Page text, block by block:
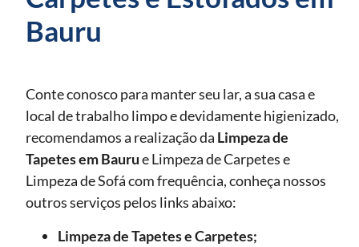
Bauru
Conte conosco para manter seu lar, a sua casa e
local de trabalho limpo e devidamente higienizado,
recomendamos a realização da Limpeza de
Tapetesem Baurue Limpeza de Carpetes e
Limpeza de Sofá com frequência, conheça nossos
outros serviços pelos links abaixo:
Limpeza de Tapetes e Carpetes;